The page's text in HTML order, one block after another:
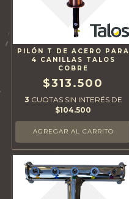
PILÓN T DE ACERO PARA
4 CANILLAS TALOS
COBRE
$313.500
3 CUOTAS SIN INTERÉS DE
$104.500